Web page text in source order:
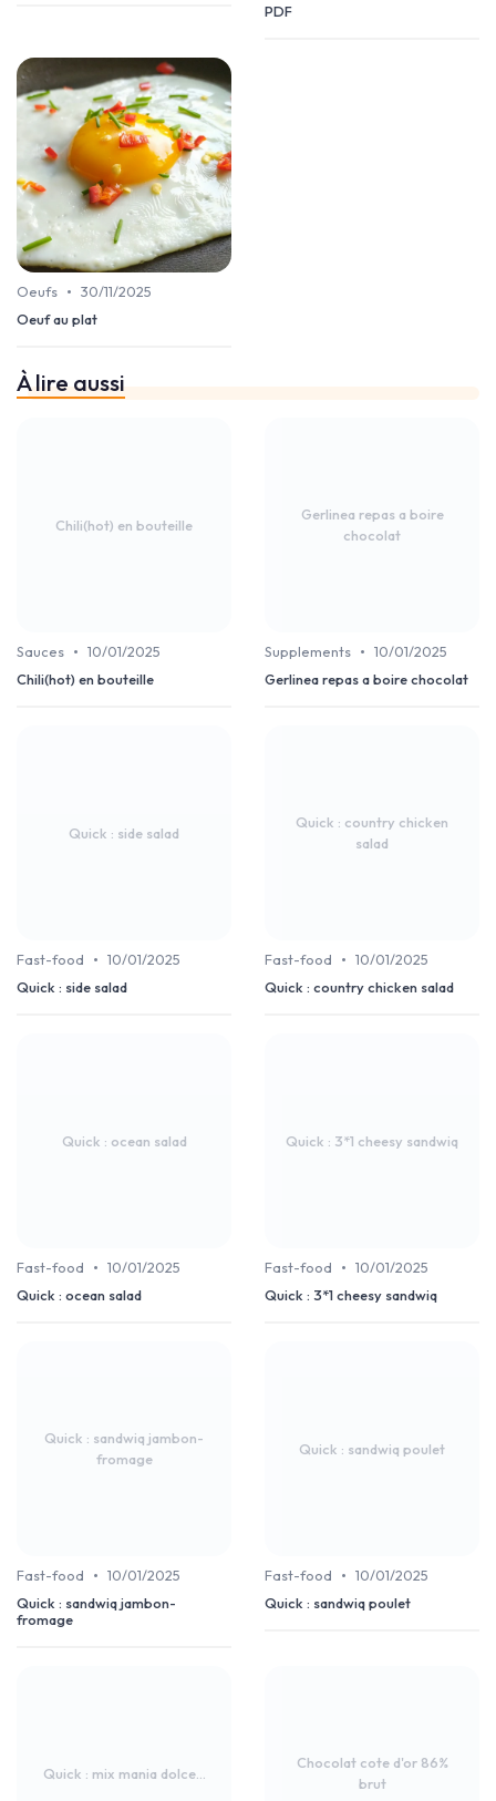
PDF
Oeufs • 30/11/2025
Oeuf au plat
À lire aussi
Chili(hot) en bouteille
Sauces • 10/01/2025
Chili(hot) en bouteille
Gerlinea repas a boire
chocolat
Supplements • 10/01/2025
Gerlinea repas a boire chocolat
Quick : side salad
Fast-food • 10/01/2025
Quick : side salad
Quick : country chicken
salad
Fast-food • 10/01/2025
Quick : country chicken salad
Quick : ocean salad
Fast-food • 10/01/2025
Quick : ocean salad
Quick : 3*1 cheesy sandwiq
Fast-food • 10/01/2025
Quick : 3*1 cheesy sandwiq
Quick : sandwiq jambon-
fromage
Fast-food • 10/01/2025
Quick : sandwiq jambon-
fromage
Quick : sandwiq poulet
Fast-food • 10/01/2025
Quick : sandwiq poulet
Quick : mix mania dolce...
Chocolat cote d'or 86%
brut